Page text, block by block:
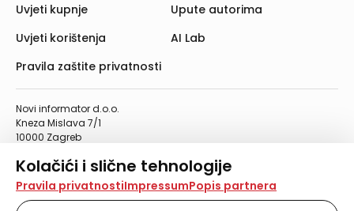
Kolačići i slične tehnologije
Na našoj web stranici koristimo kolačiće i slične
tehnologije za pohranu, čitanje i obradu informacija na
Pravila privatnostiImpressumPopis partnera
Novi informator d.o.o.
Kneza Mislava 7/1
10000 Zagreb
Telefaks: 01/4612-553
info@informator.hr
Uvjeti kupnje
Uvjeti korištenja
Pravila zaštite privatnosti
Upute autorima
AI Lab